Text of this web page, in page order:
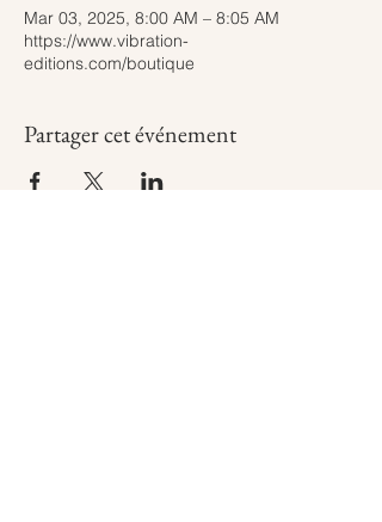
Mar 03, 2025, 8:00 AM – 8:05 AM
https://www.vibration-
editions.com/boutique
Partager cet événement